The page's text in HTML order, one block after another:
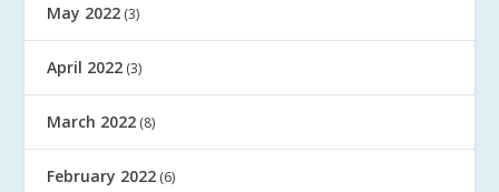
May 2022 (3)
April 2022 (3)
March 2022 (8)
February 2022 (6)